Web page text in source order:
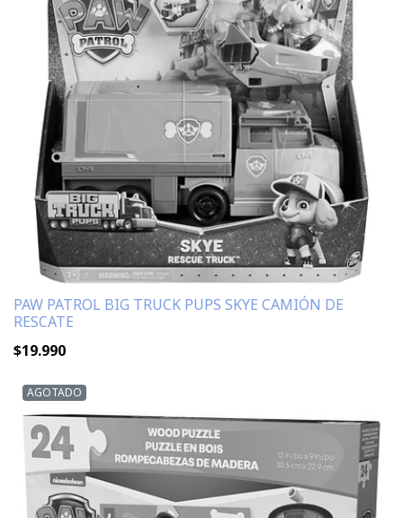
PAW PATROL BIG TRUCK PUPS SKYE CAMIÓN DE
RESCATE
$19.990
AGOTADO